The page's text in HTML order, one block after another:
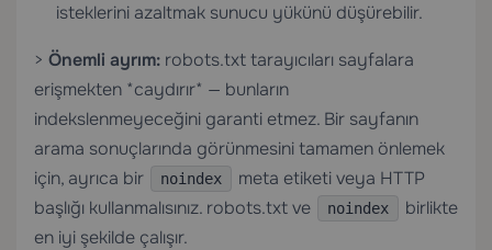
isteklerini azaltmak sunucu yükünü düşürebilir.
> Önemli ayrım: robots.txt tarayıcıları sayfalara
erişmekten *caydırır* — bunların
indekslenmeyeceğini garanti etmez. Bir sayfanın
arama sonuçlarında görünmesini tamamen önlemek
için, ayrıca bir
noindex
meta etiketi veya HTTP
başlığı kullanmalısınız. robots.txt ve
noindex
birlikte
en iyi şekilde çalışır.